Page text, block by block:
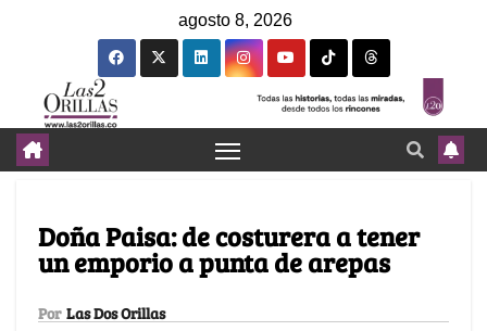
agosto 8, 2026
Doña Paisa: de costurera a tener
un emporio a punta de arepas
Por Las Dos Orillas